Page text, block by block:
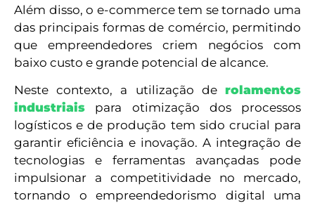
Além disso, o e-commerce tem se tornado uma
das principais formas de comércio, permitindo
que empreendedores criem negócios com
baixo custo e grande potencial de alcance.
Neste contexto, a utilização de rolamentos
industriais
para otimização dos processos
logísticos e de produção tem sido crucial para
garantir eficiência e inovação. A integração de
tecnologias e ferramentas avançadas pode
impulsionar a competitividade no mercado,
tornando o empreendedorismo digital uma